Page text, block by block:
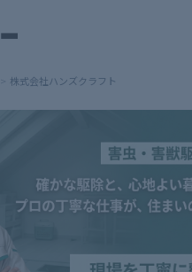
株式会社ハンズクラフト